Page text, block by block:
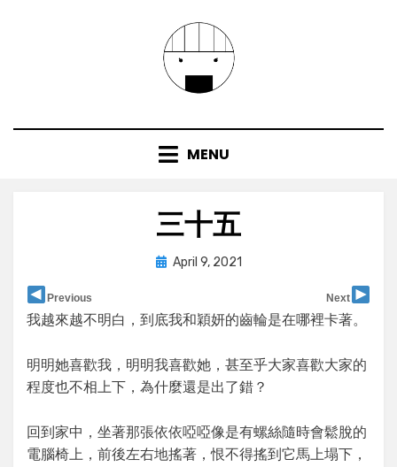
MENU
三十五
byuser
Posted
April 9, 2021
Previous Next
我越來越不明白，到底我和穎妍的齒輪是在哪裡卡著。
明明她喜歡我，明明我喜歡她，甚至乎大家喜歡大家的
程度也不相上下，為什麼還是出了錯？
回到家中，坐著那張依依啞啞像是有螺絲隨時會鬆脫的
電腦椅上，前後左右地搖著，恨不得搖到它馬上塌下，